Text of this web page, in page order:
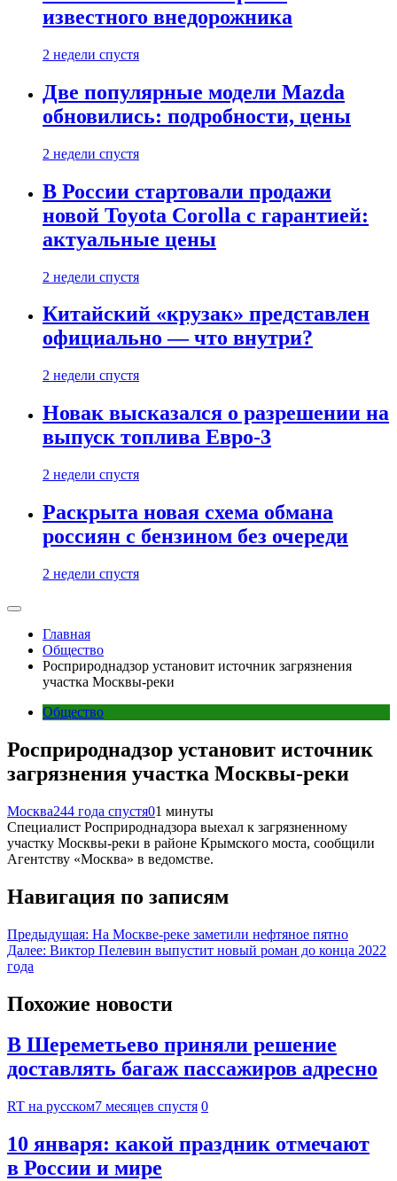
известного внедорожника
2 недели спустя
Две популярные модели Mazda
обновились: подробности, цены
2 недели спустя
В России стартовали продажи
новой Toyota Corolla с гарантией:
актуальные цены
2 недели спустя
Китайский «крузак» представлен
официально — что внутри?
2 недели спустя
Новак высказался о разрешении на
выпуск топлива Евро-3
2 недели спустя
Раскрыта новая схема обмана
россиян с бензином без очереди
2 недели спустя
Главная
Общество
Росприроднадзор установит источник загрязнения
участка Москвы-реки
Общество
Росприроднадзор установит источник
загрязнения участка Москвы-реки
Москва244 года спустя01 минуты
Специалист Росприроднадзора выехал к загрязненному
участку Москвы-реки в районе Крымского моста, сообщили
Агентству «Москва» в ведомстве.
Навигация по записям
Предыдущая: На Москве-реке заметили нефтяное пятно
Далее: Виктор Пелевин выпустит новый роман до конца 2022
года
Похожие новости
В Шереметьево приняли решение
доставлять багаж пассажиров адресно
RT на русском7 месяцев спустя 0
10 января: какой праздник отмечают
в России и мире